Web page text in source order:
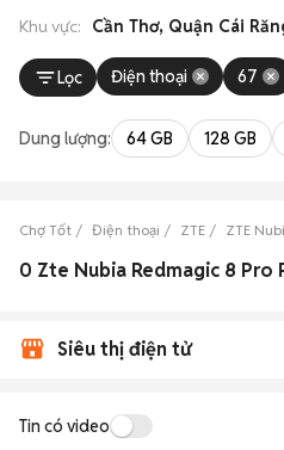
Khu vực: Cần Thơ, Quận Cái
Lọc Điện thoại 67
Dung lượng: 64 GB 128 GB
Chợ Tốt Điện thoại ZTE ZTE
Siêu thị điện tử
Tin có video